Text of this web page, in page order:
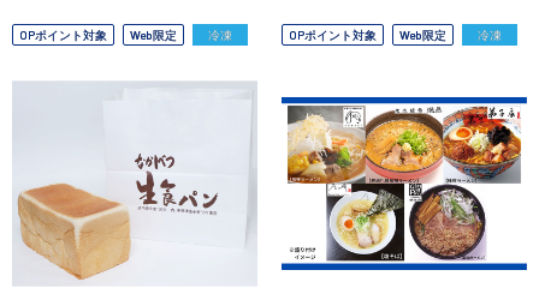
OPポイント対象 Web限定 冷凍 OPポイント対象 Web限定 冷凍